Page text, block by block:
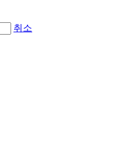
취소